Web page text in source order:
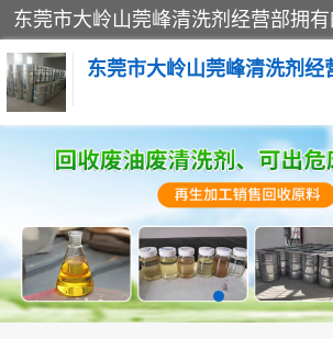
东莞市大岭山莞峰清洗剂经
废清洗
废溶剂油回收 机械废
废碳氢回收 碳氢液